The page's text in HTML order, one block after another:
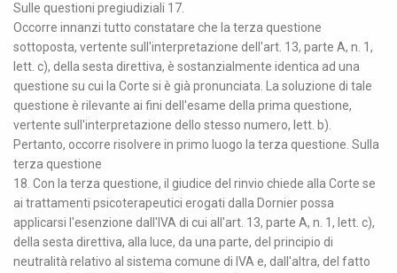
Sulle questioni pregiudiziali 17.
Occorre innanzi tutto constatare che la terza questione
sottoposta, vertente sull'interpretazione dell'art. 13, parte A, n. 1,
lett. c), della sesta direttiva, è sostanzialmente identica ad una
questione su cui la Corte si è già pronunciata. La soluzione di tale
questione è rilevante ai fini dell'esame della prima questione,
vertente sull'interpretazione dello stesso numero, lett. b).
Pertanto, occorre risolvere in primo luogo la terza questione. Sulla
terza questione
18. Con la terza questione, il giudice del rinvio chiede alla Corte se
ai trattamenti psicoterapeutici erogati dalla Dornier possa
applicarsi l'esenzione dall'IVA di cui all'art. 13, parte A, n. 1, lett. c),
della sesta direttiva, alla luce, da una parte, del principio di
neutralità relativo al sistema comune di IVA e, dall'altra, del fatto